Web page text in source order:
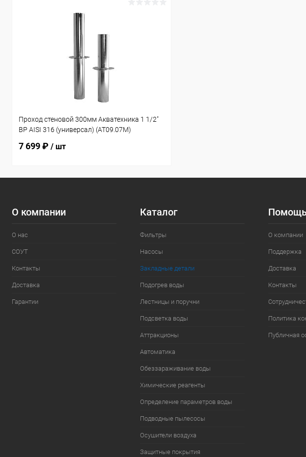
Проход стеновой 300мм Акватехника 1 1/2"
ВР AISI 316 (универсал) (AT09.07M)
7 699 ₽ / шт
О компании
О нас
СОУТ
Контакты
Доставка
Гарантии
Каталог
Фильтры
Насосы
Закладные детали
Подогрев воды
Лестницы и поручни
Подсветка воды
Аттракционы
Автоматика
Обеззараживание воды
Химические реагенты
Определение параметров воды
Подводные пылесосы
Осушители воздуха
Защитные покрытия
О компании
Поддержка
Доставка
Контакты
Политика
Публичная